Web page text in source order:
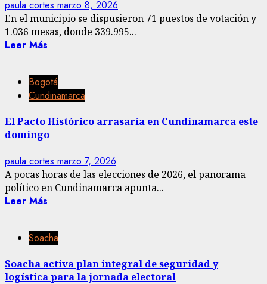
paula cortes marzo 8, 2026
En el municipio se dispusieron 71 puestos de votación y
1.036 mesas, donde 339.995...
Leer Más
Bogotá
Cundinamarca
El Pacto Histórico arrasaría en Cundinamarca este
domingo
paula cortes marzo 7, 2026
A pocas horas de las elecciones de 2026, el panorama
político en Cundinamarca apunta...
Leer Más
Soacha
Soacha activa plan integral de seguridad y
logística para la jornada electoral